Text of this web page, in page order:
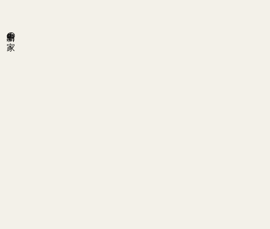
新中島の家